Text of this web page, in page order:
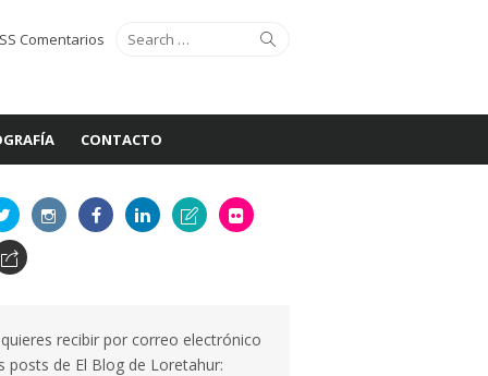
Search
for:
Comentarios
CONTACTO
recibir por correo electrónico
posts de El Blog de Loretahur: